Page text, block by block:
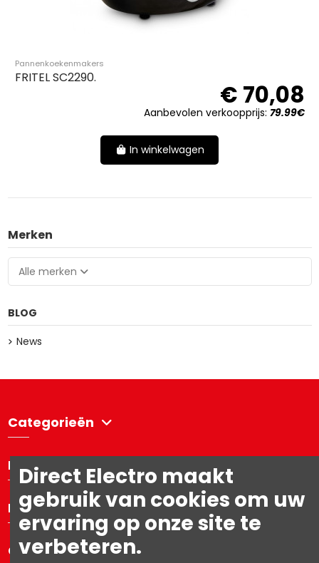
Pannenkoekenmakers
FRITEL SC2290.
€ 70,08
Aanbevolen verkoopprijs: 79.99€
In winkelwagen
Merken
Alle merken
BLOG
News
Categorieën
Directelectro
Mijn account
Contacteer ons
Direct Electro maakt
gebruik van cookies om uw
ervaring op onze site te
verbeteren.